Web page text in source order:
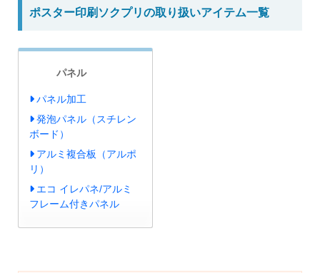
ポスター印刷ソクプリの取り扱いアイテム一覧
パネル
パネル加工
発泡パネル（スチレン
ボード）
アルミ複合板（アルポ
リ）
エコ イレパネ/アルミ
フレーム付きパネル